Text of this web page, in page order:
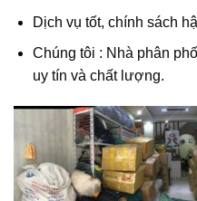
Dịch vụ tốt, chính sách
Chúng tôi : Nhà phân
uy tín và chất lượng.